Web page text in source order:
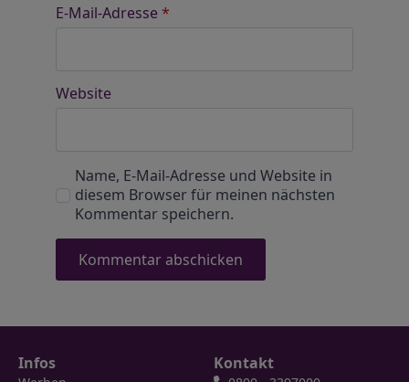
E-Mail-Adresse *
Website
Name, E-Mail-Adresse und Website in
diesem Browser für meinen nächsten
Kommentar speichern.
Infos Kontakt